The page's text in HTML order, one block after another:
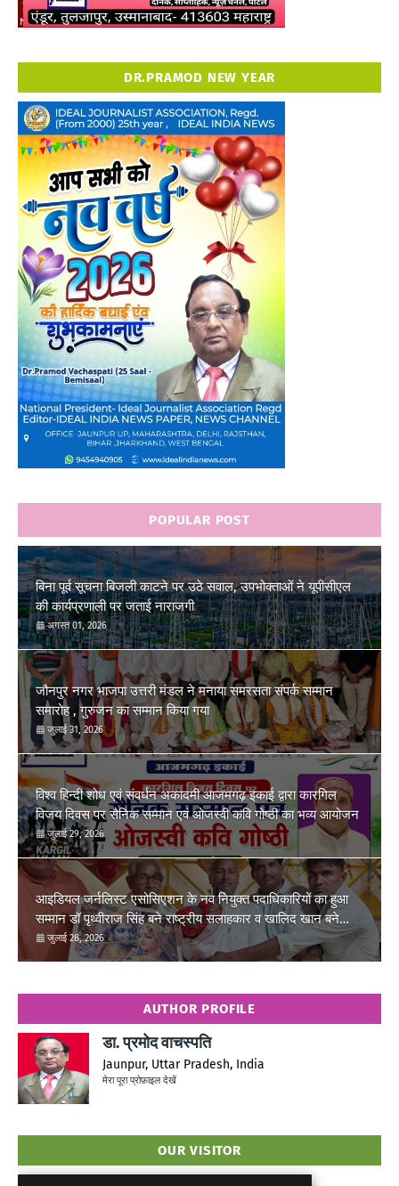
DR.PRAMOD NEW YEAR
POPULAR POST
बिना पूर्व सूचना बिजली काटने पर उठे सवाल, उपभोक्ताओं ने यूपीसीएल
की कार्यप्रणाली पर जताई नाराजगी
अगस्त 01, 2026
जौनपुर नगर भाजपा उत्तरी मंडल ने मनाया समरसता संपर्क सम्मान
समारोह , गुरुजन का सम्मान किया गया
जुलाई 31, 2026
विश्व हिन्दी शोध एवं संवर्धन अकादमी आजमगढ़ इकाई द्वारा कारगिल
विजय दिवस पर सैनिक सम्मान एवं ओजस्वी कवि गोष्ठी का भव्य आयोजन
जुलाई 29, 2026
आइडियल जर्नलिस्ट एसोसिएशन के नव नियुक्त पदाधिकारियों का हुआ
सम्मान डॉ पृथ्वीराज सिंह बने राष्ट्रीय सलाहकार व खालिद खान बने
तहसील ईकाई फूलपुर अध्यक्ष
जुलाई 28, 2026
AUTHOR PROFILE
डा. प्रमोद वाचस्पति
Jaunpur, Uttar Pradesh, India
मेरा पूरा प्रोफ़ाइल देखें
OUR VISITOR